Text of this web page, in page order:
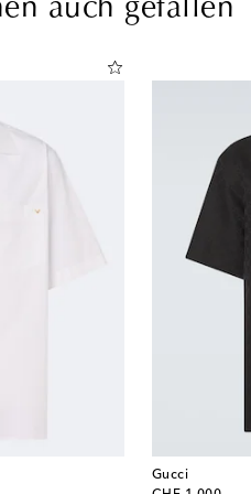
auch gefallen
Gucci